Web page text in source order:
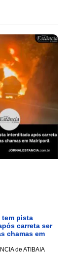
tem pista
carreta ser
chamas em
de ATIBAIA